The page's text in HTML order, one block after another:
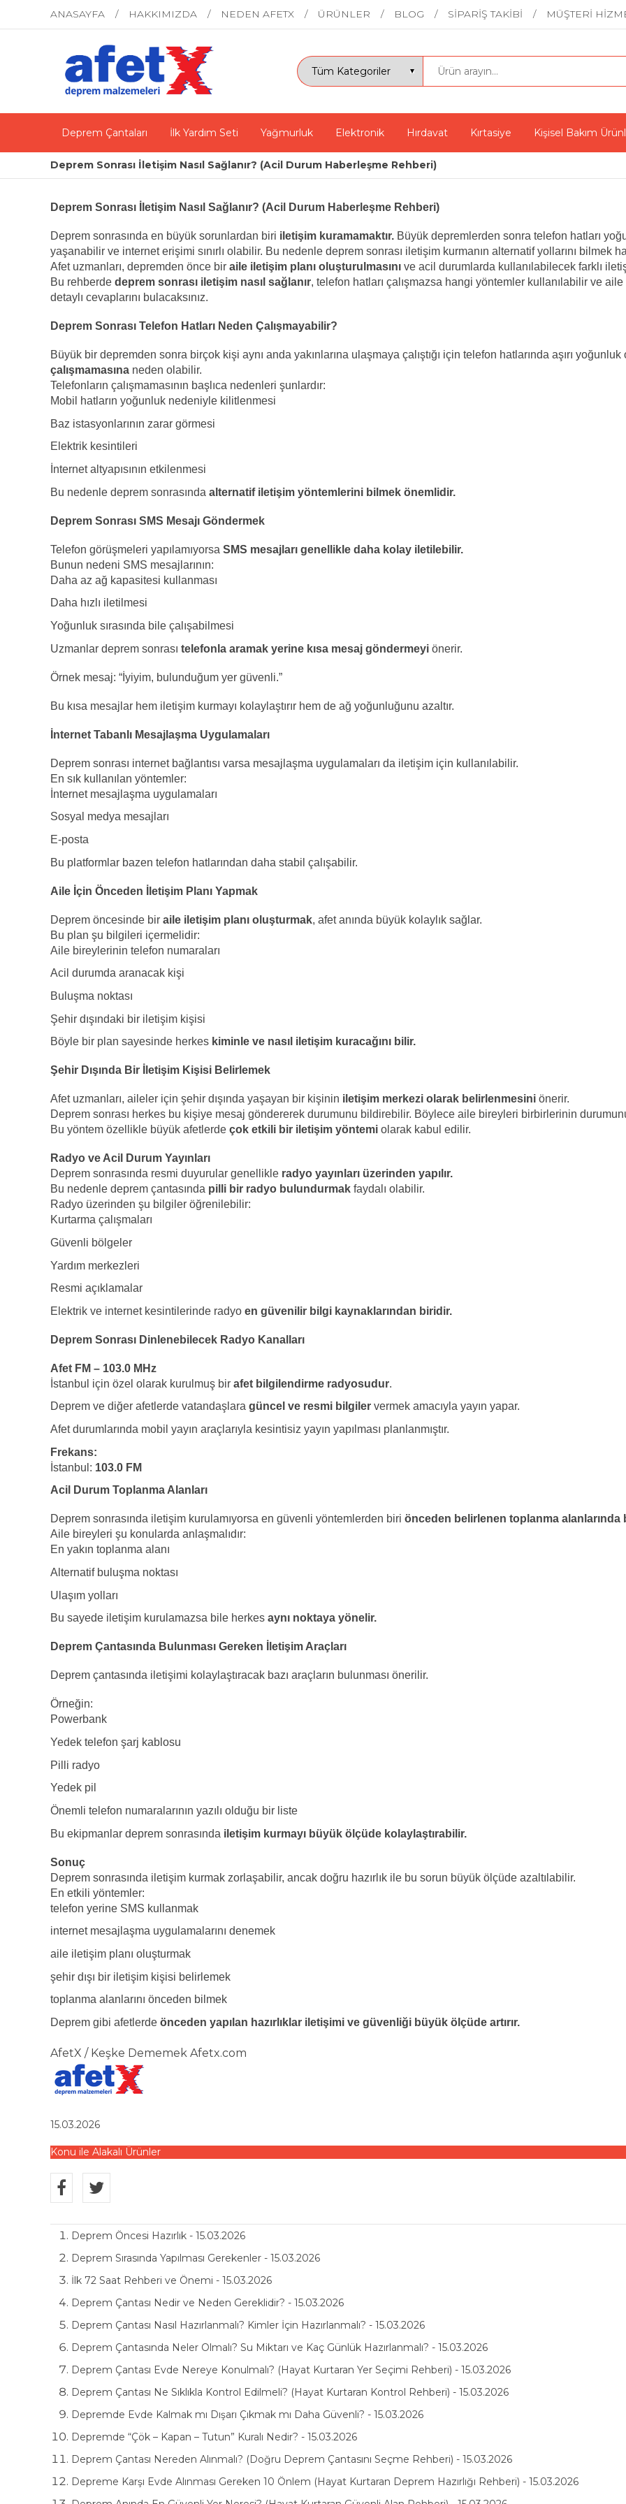
ANASAYFA HAKKIMIZDA NEDEN AFETX ÜRÜNLER BLOG SİPARİŞ TAKİBİ MÜŞTERİ
Deprem Çantaları İlk Yardım Seti Yağmurluk Elektronik Hırdavat Kırtasiye Kişisel Bakım
Deprem Sonrası İletişim Nasıl Sağlanır? (Acil Durum Haberleşme Rehberi)
Deprem Sonrası İletişim Nasıl Sağlanır? (Acil Durum Haberleşme Rehberi)
Deprem sonrasında en büyük sorunlardan biri iletişim kuramamaktır. Büyük depremlerden sonra telefon hatları
yaşanabilir ve internet erişimi sınırlı olabilir. Bu nedenle deprem sonrası iletişim kurmanın alternatif yollarını bilmek
Afet uzmanları, depremden önce bir aile iletişim planı oluşturulmasını ve acil durumlarda kullanılabilecek farklı
Bu rehberde deprem sonrası iletişim nasıl sağlanır, telefon hatları çalışmazsa hangi yöntemler kullanılabilir ve
detaylı cevaplarını bulacaksınız.
Deprem Sonrası Telefon Hatları Neden Çalışmayabilir?
Büyük bir depremden sonra birçok kişi aynı anda yakınlarına ulaşmaya çalıştığı için telefon hatlarında aşırı
çalışmamasına neden olabilir.
Telefonların çalışmamasının başlıca nedenleri şunlardır:
Mobil hatların yoğunluk nedeniyle kilitlenmesi
Baz istasyonlarının zarar görmesi
Elektrik kesintileri
İnternet altyapısının etkilenmesi
Bu nedenle deprem sonrasında alternatif iletişim yöntemlerini bilmek önemlidir.
Deprem Sonrası SMS Mesajı Göndermek
Telefon görüşmeleri yapılamıyorsa SMS mesajları genellikle daha kolay iletilebilir.
Bunun nedeni SMS mesajlarının:
Daha az ağ kapasitesi kullanması
Daha hızlı iletilmesi
Yoğunluk sırasında bile çalışabilmesi
Uzmanlar deprem sonrası telefonla aramak yerine kısa mesaj göndermeyi önerir.
Örnek mesaj: “İyiyim, bulunduğum yer güvenli.”
Bu kısa mesajlar hem iletişim kurmayı kolaylaştırır hem de ağ yoğunluğunu azaltır.
İnternet Tabanlı Mesajlaşma Uygulamaları
Deprem sonrası internet bağlantısı varsa mesajlaşma uygulamaları da iletişim için kullanılabilir.
En sık kullanılan yöntemler:
İnternet mesajlaşma uygulamaları
Sosyal medya mesajları
E-posta
Bu platformlar bazen telefon hatlarından daha stabil çalışabilir.
Aile İçin Önceden İletişim Planı Yapmak
Deprem öncesinde bir aile iletişim planı oluşturmak, afet anında büyük kolaylık sağlar.
Bu plan şu bilgileri içermelidir:
Aile bireylerinin telefon numaraları
Acil durumda aranacak kişi
Buluşma noktası
Şehir dışındaki bir iletişim kişisi
Böyle bir plan sayesinde herkes kiminle ve nasıl iletişim kuracağını bilir.
Şehir Dışında Bir İletişim Kişisi Belirlemek
Afet uzmanları, aileler için şehir dışında yaşayan bir kişinin iletişim merkezi olarak belirlenmesini önerir.
Deprem sonrası herkes bu kişiye mesaj göndererek durumunu bildirebilir. Böylece aile bireyleri birbirlerinin
Bu yöntem özellikle büyük afetlerde çok etkili bir iletişim yöntemi olarak kabul edilir.
Radyo ve Acil Durum Yayınları
Deprem sonrasında resmi duyurular genellikle radyo yayınları üzerinden yapılır.
Bu nedenle deprem çantasında pilli bir radyo bulundurmak faydalı olabilir.
Radyo üzerinden şu bilgiler öğrenilebilir:
Kurtarma çalışmaları
Güvenli bölgeler
Yardım merkezleri
Resmi açıklamalar
Elektrik ve internet kesintilerinde radyo en güvenilir bilgi kaynaklarından biridir.
Deprem Sonrası Dinlenebilecek Radyo Kanalları
Afet FM – 103.0 MHz
İstanbul için özel olarak kurulmuş bir afet bilgilendirme radyosudur.
Deprem ve diğer afetlerde vatandaşlara güncel ve resmi bilgiler vermek amacıyla yayın yapar.
Afet durumlarında mobil yayın araçlarıyla kesintisiz yayın yapılması planlanmıştır.
Frekans:
İstanbul: 103.0 FM
Acil Durum Toplanma Alanları
Deprem sonrasında iletişim kurulamıyorsa en güvenli yöntemlerden biri önceden belirlenen toplanma alanlarında
Aile bireyleri şu konularda anlaşmalıdır:
En yakın toplanma alanı
Alternatif buluşma noktası
Ulaşım yolları
Bu sayede iletişim kurulamazsa bile herkes aynı noktaya yönelir.
Deprem Çantasında Bulunması Gereken İletişim Araçları
Deprem çantasında iletişimi kolaylaştıracak bazı araçların bulunması önerilir.
Örneğin:
Powerbank
Yedek telefon şarj kablosu
Pilli radyo
Yedek pil
Önemli telefon numaralarının yazılı olduğu bir liste
Bu ekipmanlar deprem sonrasında iletişim kurmayı büyük ölçüde kolaylaştırabilir.
Sonuç
Deprem sonrasında iletişim kurmak zorlaşabilir, ancak doğru hazırlık ile bu sorun büyük ölçüde azaltılabilir.
En etkili yöntemler:
telefon yerine SMS kullanmak
internet mesajlaşma uygulamalarını denemek
aile iletişim planı oluşturmak
şehir dışı bir iletişim kişisi belirlemek
toplanma alanlarını önceden bilmek
Deprem gibi afetlerde önceden yapılan hazırlıklar iletişimi ve güvenliği büyük ölçüde artırır.
AfetX / Keşke Dememek Afetx.com
15.03.2026
Konu ile Alakalı Ürünler
Deprem Öncesi Hazırlık - 15.03.2026
Deprem Sırasında Yapılması Gerekenler - 15.03.2026
İlk 72 Saat Rehberi ve Önemi - 15.03.2026
Deprem Çantası Nedir ve Neden Gereklidir? - 15.03.2026
Deprem Çantası Nasıl Hazırlanmalı? Kimler İçin Hazırlanmalı? - 15.03.2026
Deprem Çantasında Neler Olmalı? Su Miktarı ve Kaç Günlük Hazırlanmalı? - 15.03.2026
Deprem Çantası Evde Nereye Konulmalı? (Hayat Kurtaran Yer Seçimi Rehberi) - 15.03.2026
Deprem Çantası Ne Sıklıkla Kontrol Edilmeli? (Hayat Kurtaran Kontrol Rehberi) - 15.03.2026
Depremde Evde Kalmak mı Dışarı Çıkmak mı Daha Güvenli? - 15.03.2026
Depremde “Çök – Kapan – Tutun” Kuralı Nedir? - 15.03.2026
Deprem Çantası Nereden Alınmalı? (Doğru Deprem Çantasını Seçme Rehberi) - 15.03.2026
Depreme Karşı Evde Alınması Gereken 10 Önlem (Hayat Kurtaran Deprem Hazırlığı Rehberi) - 15.03.2026